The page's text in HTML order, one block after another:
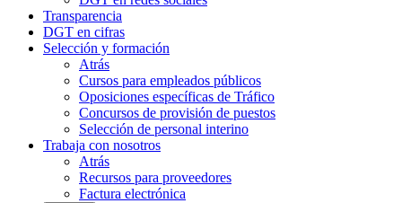
Transparencia
DGT en cifras
Selección y formación
Atrás
Cursos para empleados públicos
Oposiciones específicas de Tráfico
Concursos de provisión de puestos
Selección de personal interino
Trabaja con nosotros
Atrás
Recursos para proveedores
Factura electrónica